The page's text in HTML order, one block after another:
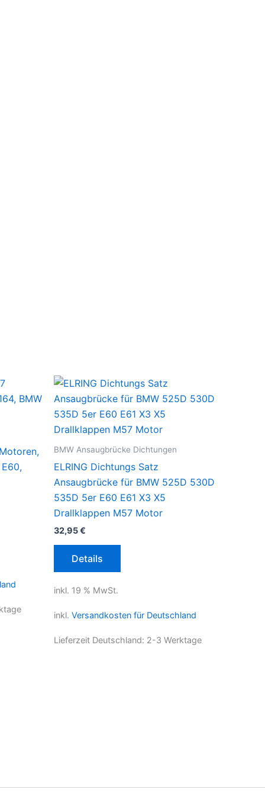
BMW Ansaugbrücke Dichtungen
ELRING Dichtungs Satz
Ansaugbrücke für BMW 525D 530D
535D 5er E60 E61 X3 X5
Drallklappen M57 Motor
32,95€
Details
inkl. 19 % MwSt.
inkl. Versandkosten für Deutschland
Lieferzeit Deutschland: 2-3 Werktage